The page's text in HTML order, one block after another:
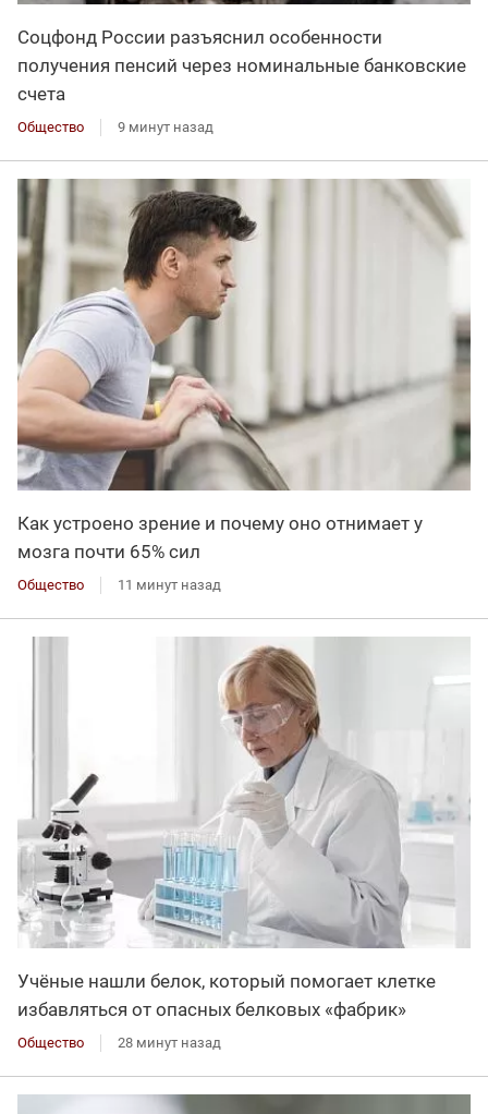
Соцфонд России разъяснил особенности
получения пенсий через номинальные банковские
счета
Общество 9 минут назад
Как устроено зрение и почему оно отнимает у
мозга почти 65% сил
Общество 11 минут назад
Учёные нашли белок, который помогает клетке
избавляться от опасных белковых «фабрик»
Общество 28 минут назад